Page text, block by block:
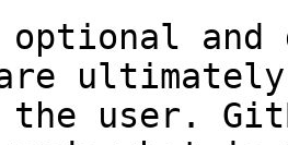
and
the user.